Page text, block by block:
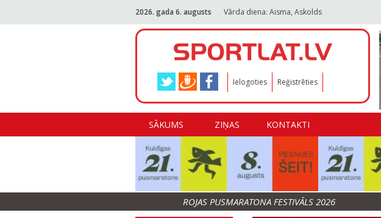
2026. gada 6. augusts Vārda diena: Aisma, Askolds
Ielogoties Reģistrēties
SĀKUMS ZIŅAS KONTAKTI
ROJAS PUSMARATONA FESTIVĀLS 2026